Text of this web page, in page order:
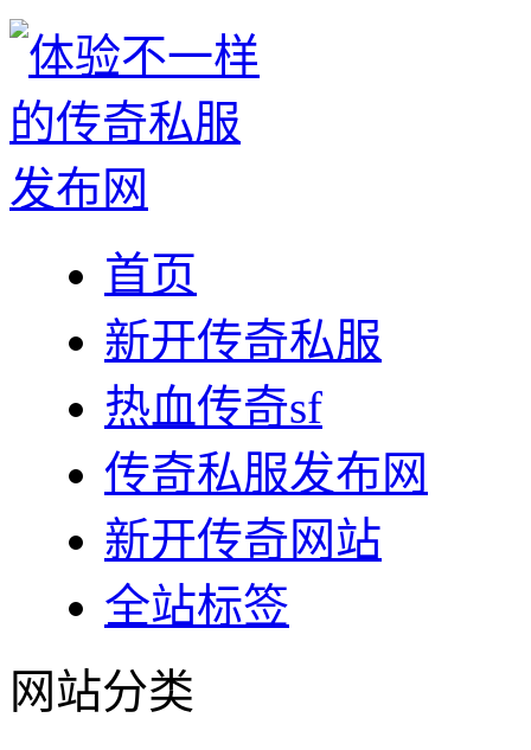
首页
新开传奇私服
热血传奇sf
传奇私服发布网
新开传奇网站
全站标签
网站分类